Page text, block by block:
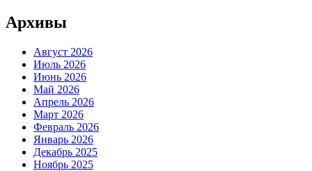
Архивы
Август 2026
Июль 2026
Июнь 2026
Май 2026
Апрель 2026
Март 2026
Февраль 2026
Январь 2026
Декабрь 2025
Ноябрь 2025